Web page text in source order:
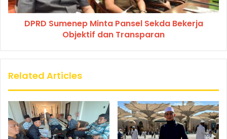
DPRD Sumenep Minta Pansel Sekda Bekerja
Objektif dan Transparan
Related Articles